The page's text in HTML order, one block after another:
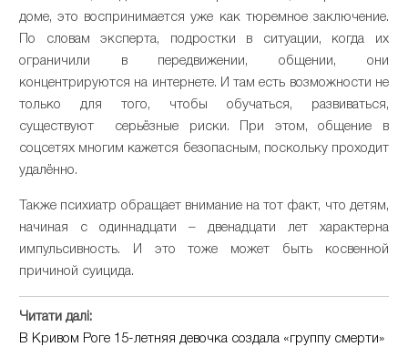
доме, это воспринимается уже как тюремное заключение.
По словам эксперта, подростки в ситуации, когда их
ограничили в передвижении, общении, они
концентрируются на интернете. И там есть возможности не
только для того, чтобы обучаться, развиваться,
существуют серьёзные риски. При этом, общение в
соцсетях многим кажется безопасным, поскольку проходит
удалённо.
Также психиатр обращает внимание на тот факт, что детям,
начиная с одиннадцати – двенадцати лет характерна
импульсивность. И это тоже может быть косвенной
причиной суицида.
Читати далі:
В Кривом Роге 15-летняя девочка создала «группу смерти»